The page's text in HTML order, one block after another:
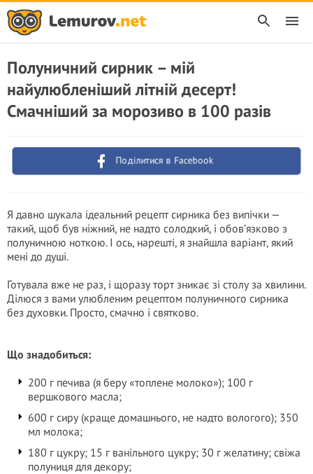
Полуничний сирник – мій
найулюбленіший літній десерт!
Смачніший за морозиво в 100 разів
Поділитися в Facebook
Я давно шукала ідеальний рецепт сирника без випічки —
такий, щоб був ніжний, не надто солодкий, і обов’язково з
полуничною ноткою. І ось, нарешті, я знайшла варіант, який
мені до душі.
Готувала вже не раз, і щоразу торт зникає зі столу за хвилини.
Ділюся з вами улюбленим рецептом полуничного сирника
без духовки. Просто, смачно і святково.
Що знадобиться:
200 г печива (я беру «топлене молоко»); 100 г
вершкового масла;
600 г сиру (краще домашнього, не надто вологого); 350
мл молока;
180 г цукру; 15 г ванільного цукру; 30 г желатину; свіжа
полуниця для декору;